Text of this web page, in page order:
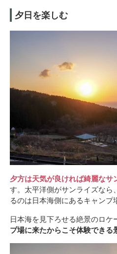
夕日を楽しむ
夕方は天気が良ければ綺麗なサ
す。太平洋側がサンライズなら
るのは日本海側にあるキャンプ
日本海を見下ろせる絶景のロケ
プ場に来たからこそ体験できる